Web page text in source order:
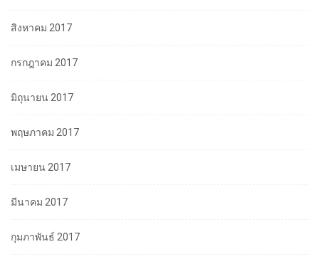
สิงหาคม 2017
กรกฎาคม 2017
มิถุนายน 2017
พฤษภาคม 2017
เมษายน 2017
มีนาคม 2017
กุมภาพันธ์ 2017